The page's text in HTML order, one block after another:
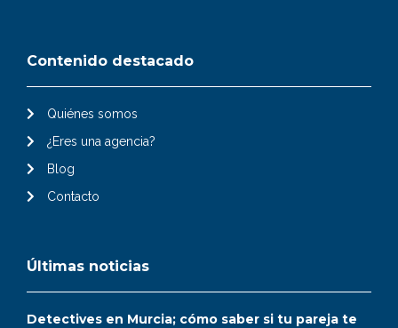
Contenido destacado
Quiénes somos
¿Eres una agencia?
Blog
Contacto
Últimas noticias
Detectives en Murcia; cómo saber si tu pareja te